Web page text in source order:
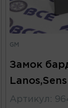
GM
Замок
Артикул :